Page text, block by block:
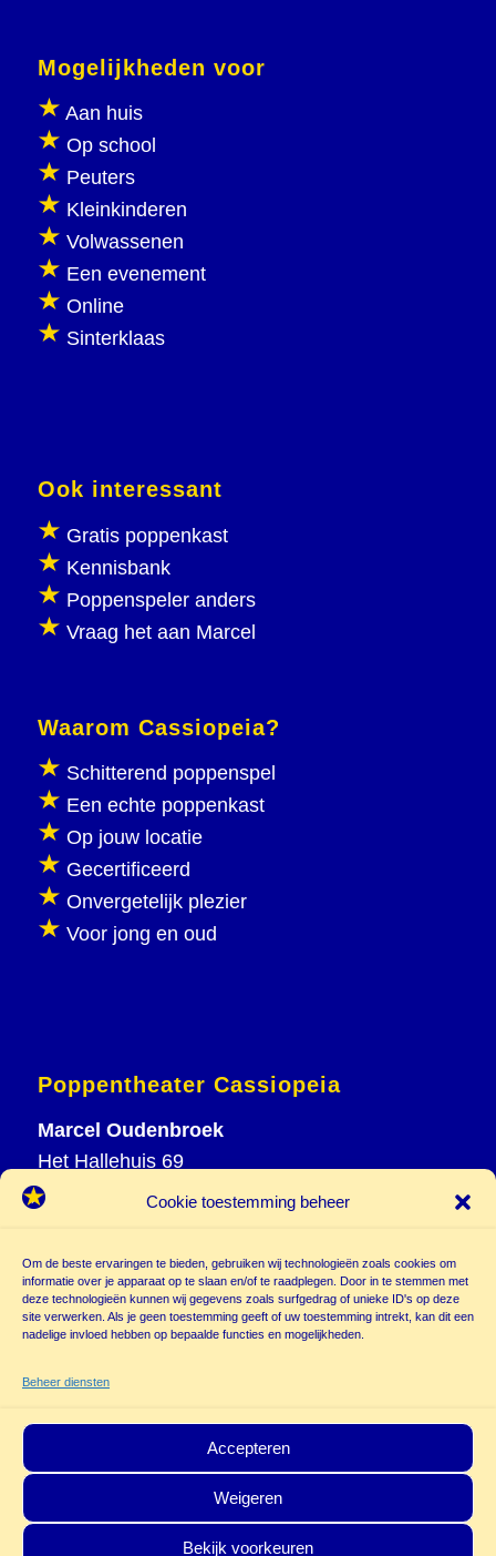
Cookie toestemming beheer
Om de beste ervaringen te bieden, gebruiken wij technologieën zoals cookies om
informatie over je apparaat op te slaan en/of te raadplegen. Door in te stemmen met
deze technologieën kunnen wij gegevens zoals surfgedrag of unieke ID's op deze
site verwerken. Als je geen toestemming geeft of uw toestemming intrekt, kan dit een
nadelige invloed hebben op bepaalde functies en mogelijkheden.
Beheer diensten
Accepteren
Weigeren
Bekijk voorkeuren
Mogelijkheden voor
Aan huis
Op school
Peuters
Kleinkinderen
Volwassenen
Een evenement
Online
Sinterklaas
Ook interessant
Gratis poppenkast
Kennisbank
Poppenspeler anders
Vraag het aan Marcel
Waarom Cassiopeia?
Schitterend poppenspel
Een echte poppenkast
Op jouw locatie
Gecertificeerd
Onvergetelijk plezier
Voor jong en oud
Poppentheater Cassiopeia
Marcel Oudenbroek
Het Hallehuis 69
3823 VH Amersfoort
M 06 20 26 94 61
info@
poppentheatercassiopeia.nl
© Copyright - Poppentheater Cassiopeia | Deze site is beschermd door